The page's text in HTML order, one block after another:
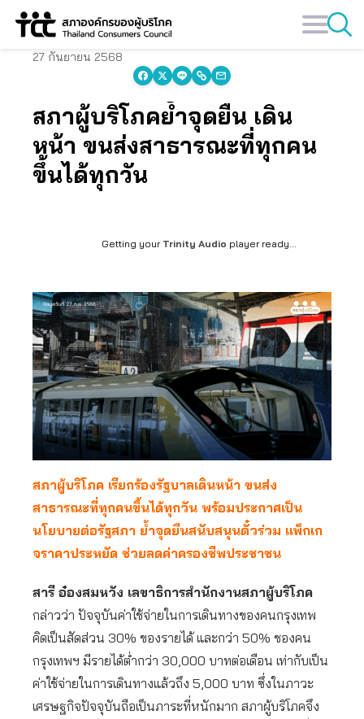
Skip
27 กันยายน 2568
สภาผู้บริโภคย้ำจุดยืน เดิน
หน้า ขนส่งสาธารณะที่ทุกคน
ขึ้นได้ทุกวัน
Getting your Trinity Audio player ready...
สภาผู้บริโภค เรียกร้องรัฐบาลเดินหน้า ขนส่ง
สาธารณะที่ทุกคนขึ้นได้ทุกวัน พร้อมประกาศเป็น
นโยบายต่อรัฐสภา ย้ำจุดยืนสนับสนุนตั๋วร่วม แพ็กเก
จราคาประหยัด ช่วยลดค่าครองชีพประชาชน
สารี อ๋องสมหวัง เลขาธิการสำนักงานสภาผู้บริโภค
กล่าวว่า ปัจจุบันค่าใช้จ่ายในการเดินทางของคนกรุงเทพ
คิดเป็นสัดส่วน 30% ของรายได้ และกว่า 50% ชองคน
กรุงเทพฯ มีรายได้ต่ำกว่า 30,000 บาทต่อเดือน เท่ากับเป็น
ค่าใช้จ่ายในการเดินทางแล้วถึง 5,000 บาท ซึ่งในภาวะ
เศรษฐกิจปัจจุบันถือเป็นภาระที่หนักมาก สภาผู้บริโภคจึง